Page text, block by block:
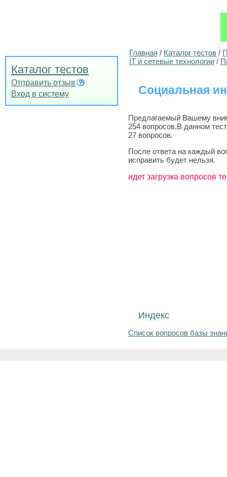
Каталог тестов
Отправить отзыв
Вход в систему
Главная / Каталог тестов /
IT и сетевые технологии /
Социальная
Предлагаемый Вашему
254 вопросов.В данном
27 вопросов.
После ответа на каждый
исправить будет нельзя.
идет загрузка вопросов
Индекс
Список вопросов базы